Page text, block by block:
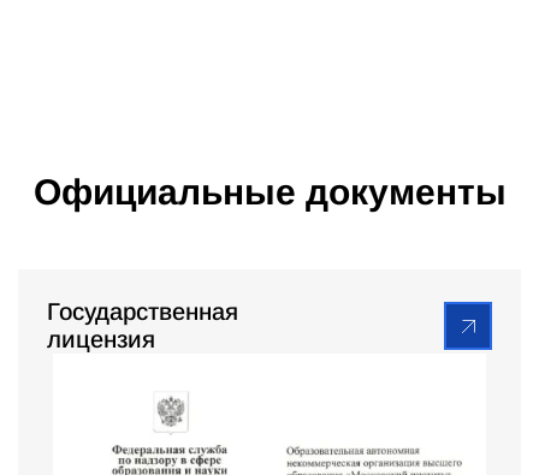
Официальные документы
Государственная
лицензия